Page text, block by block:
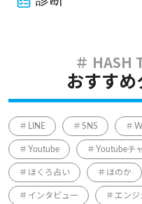
おすすめ
LINE SNS
Youtube Youtubeチ
ほくろ占い ほのか
インタビュー エンジ